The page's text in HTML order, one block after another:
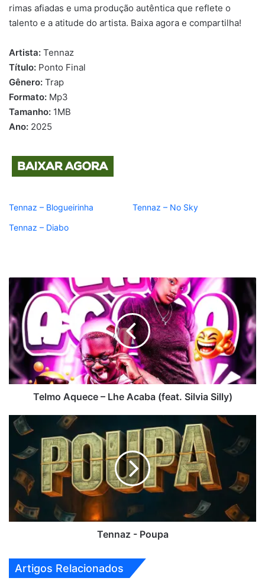
rimas afiadas e uma produção autêntica que reflete o
talento e a atitude do artista. Baixa agora e compartilha!
Artista: Tennaz
Título: Ponto Final
Gênero: Trap
Formato: Mp3
Tamanho: 1MB
Ano: 2025
Tennaz – Blogueirinha
Tennaz – No Sky
Tennaz – Diabo
Telmo
Aquece
Lhe
Acaba
(feat.
Silvia
Silly)
Telmo Aquece – Lhe Acaba (feat. Silvia Silly)
Tennaz
Poupa
Tennaz - Poupa
Artigos Relacionados